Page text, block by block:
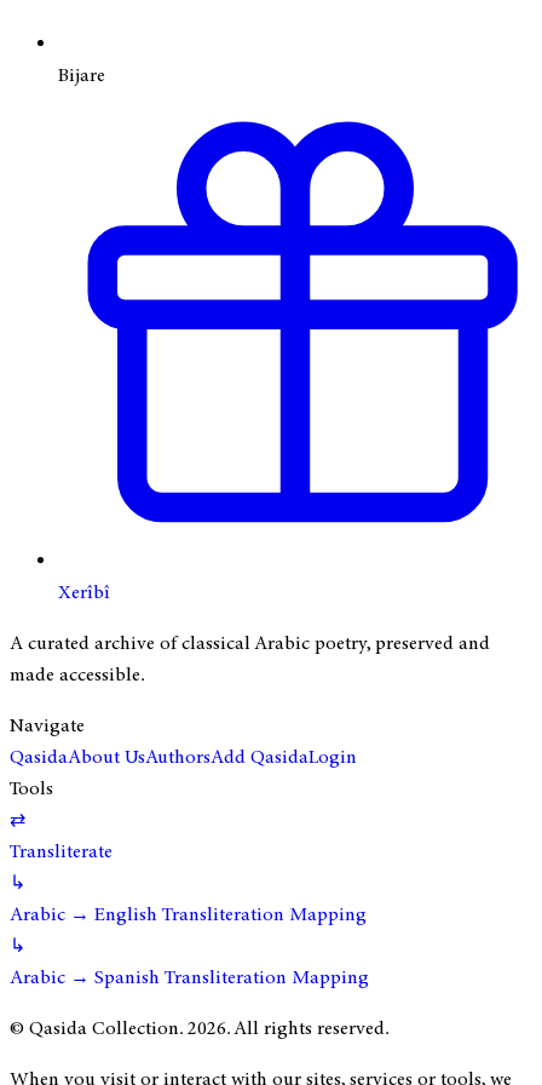
Bijare
Xerîbî
A curated archive of classical Arabic poetry, preserved and
made accessible.
Navigate
QasidaAbout UsAuthorsAdd QasidaLogin
Tools
⇄
Transliterate
↳
Arabic → English Transliteration Mapping
↳
Arabic → Spanish Transliteration Mapping
© Qasida Collection.2026. All rights reserved.
When you visit or interact with our sites, services or tools, we